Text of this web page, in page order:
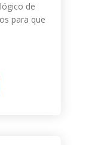
de
para que